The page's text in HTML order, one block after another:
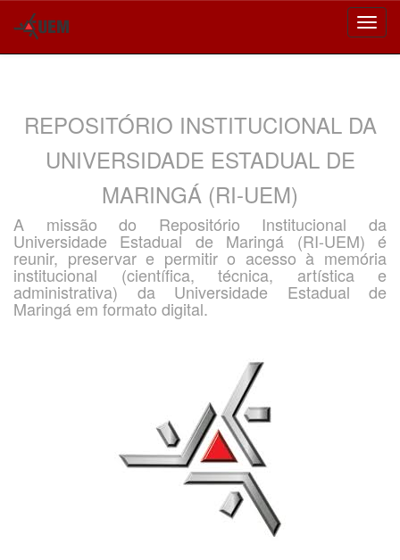
REPOSITÓRIO INSTITUCIONAL DA
UNIVERSIDADE ESTADUAL DE
MARINGÁ (RI-UEM)
A missão do Repositório Institucional da
Universidade Estadual de Maringá (RI-UEM) é
reunir, preservar e permitir o acesso à memória
institucional (científica, técnica, artística e
administrativa) da Universidade Estadual de
Maringá em formato digital.